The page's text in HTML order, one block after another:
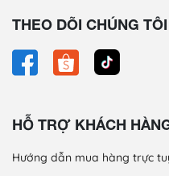
THEO DÕI CHÚNG TÔI
HỖ TRỢ KHÁCH
Hướng dẫn mua hàng trực